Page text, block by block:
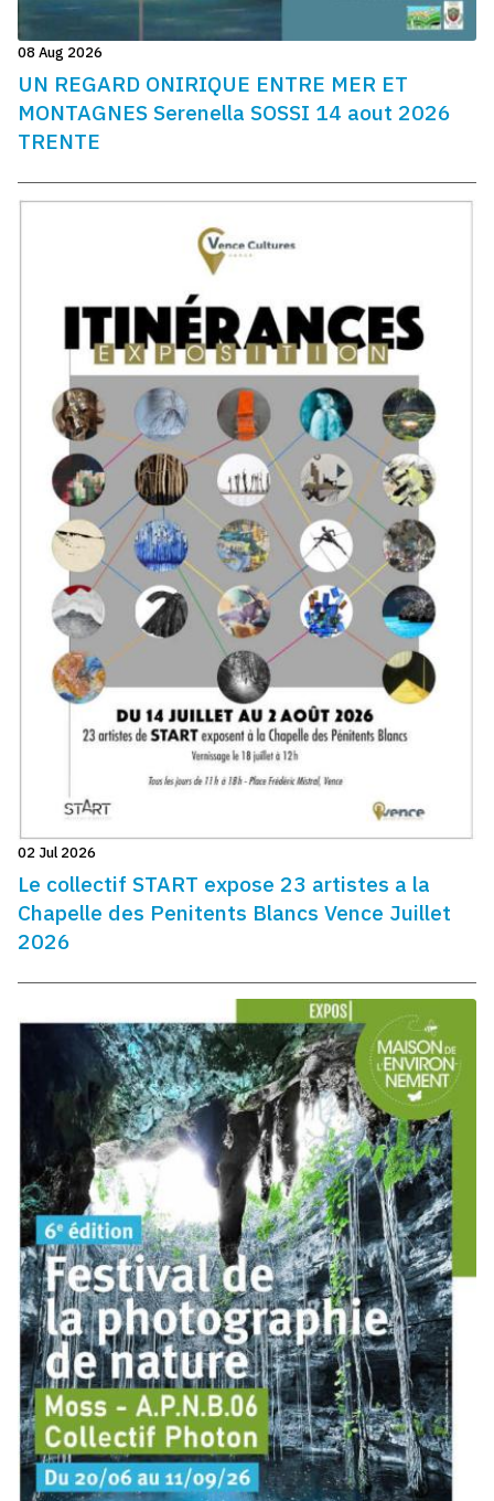
08 Aug 2026
UN REGARD ONIRIQUE ENTRE MER ET
MONTAGNES Serenella SOSSI 14 aout 2026
TRENTE
02 Jul 2026
Le collectif START expose 23 artistes a la
Chapelle des Penitents Blancs Vence Juillet
2026